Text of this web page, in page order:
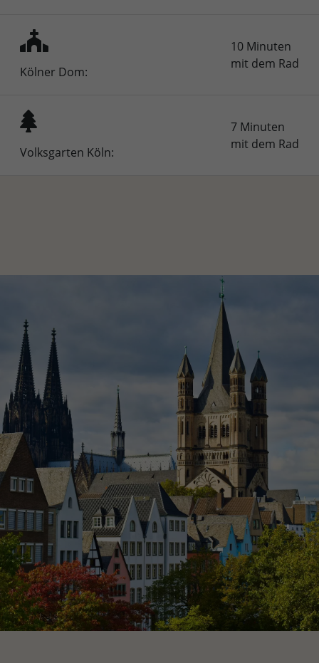
Kölner Dom:
10 Minuten
mit dem Rad
Volksgarten Köln:
7 Minuten
mit dem Rad